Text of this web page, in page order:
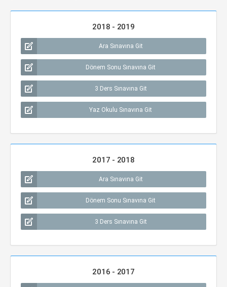
2018 - 2019
Ara Sınavına Git
Dönem Sonu Sınavına Git
3 Ders Sınavına Git
Yaz Okulu Sınavına Git
2017 - 2018
Ara Sınavına Git
Dönem Sonu Sınavına Git
3 Ders Sınavına Git
2016 - 2017